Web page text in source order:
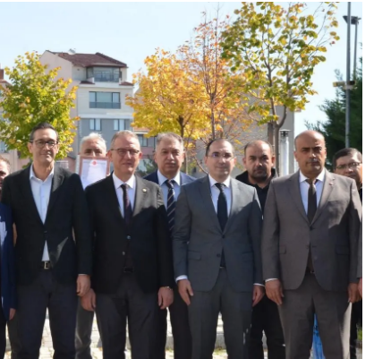
İzmir
Kastamonu
Kayseri
Kırklareli
Kırşehir
Kocaeli
Konya
Malatya